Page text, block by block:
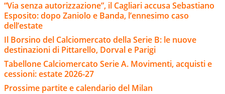
“Via senza autorizzazione”, il Cagliari accusa Sebastiano
Esposito: dopo Zaniolo e Banda, l’ennesimo caso
dell’estate
Il Borsino del Calciomercato della Serie B: le nuove
destinazioni di Pittarello, Dorval e Parigi
Tabellone Calciomercato Serie A. Movimenti, acquisti e
cessioni: estate 2026-27
Prossime partite e calendario del Milan